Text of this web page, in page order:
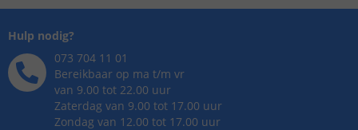
Hulp nodig?
073 704 11 01
Bereikbaar op ma t/m vr
van 9.00 tot 22.00 uur
Zaterdag van 9.00 tot 17.00 uur
Zondag van 12.00 tot 17.00 uur